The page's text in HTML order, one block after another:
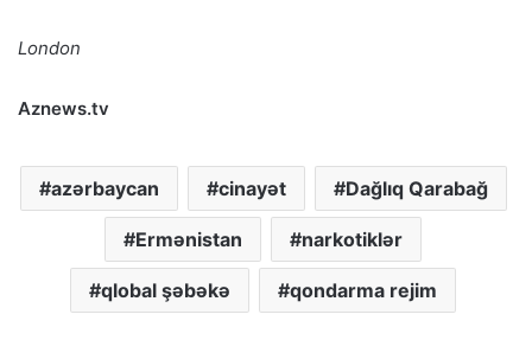
London
Aznews.tv
azərbaycan cinayət Dağlıq Qarabağ
Ermənistan narkotiklər
qlobal şəbəkə qondarma rejim